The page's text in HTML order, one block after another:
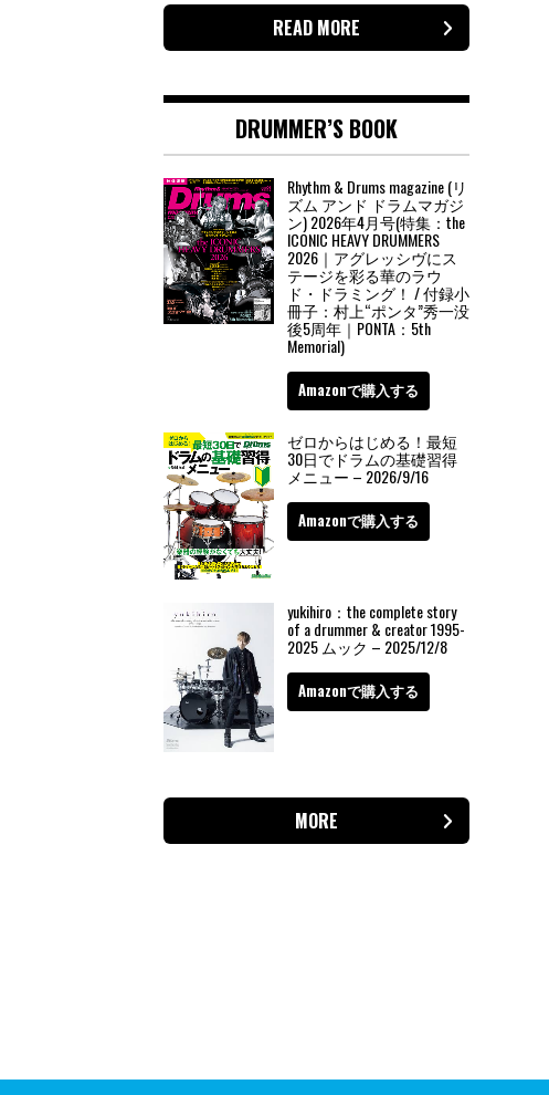
READ MORE
DRUMMER’S BOOK
Rhythm & Drums magazine (リ
ズム アンド ドラムマガジ
ン) 2026年4月号(特集：the
ICONIC HEAVY DRUMMERS
2026｜アグレッシヴにス
テージを彩る華のラウ
ド・ドラミング！ / 付録小
冊子：村上“ポンタ”秀一没
後5周年｜PONTA：5th
Memorial)
Amazonで購入する
ゼロからはじめる！最短
30日でドラムの基礎習得
メニュー – 2026/9/16
Amazonで購入する
yukihiro：the complete story
of a drummer & creator 1995-
2025 ムック – 2025/12/8
Amazonで購入する
MORE